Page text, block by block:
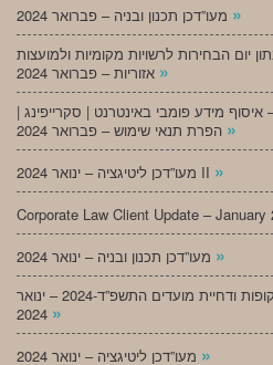
»
יום הבחירות לרשויות מקומיות ולמועצות
»
איסוף מידע פומבי באינטרנט | סקרייפינג |
»
מעו”דכן ליטיגציה – ינואר 2024 II »
Corporate Law Client Update – January
»
מעו”דכן רגולציה – צו הארכת תקופות ודחיית מועדים התשפ”ד-2024 – ינואר
»
»